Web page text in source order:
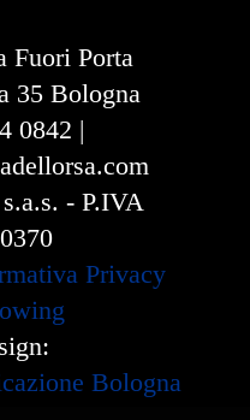
Fuori Porta
35 Bologna
0842 |
- P.IVA
Privacy